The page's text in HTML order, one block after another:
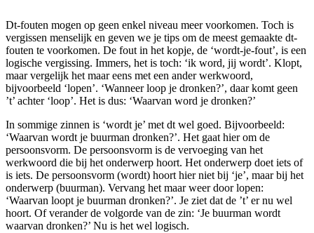
Dt-fouten mogen op geen enkel niveau meer voorkomen. Toch is
vergissen menselijk en geven we je tips om de meest gemaakte dt-
fouten te voorkomen. De fout in het kopje, de ‘wordt-je-fout’, is een
logische vergissing. Immers, het is toch: ‘ik word, jij wordt’. Klopt,
maar vergelijk het maar eens met een ander werkwoord,
bijvoorbeeld ‘lopen’. ‘Wanneer loop je dronken?’, daar komt geen
’t’ achter ‘loop’. Het is dus: ‘Waarvan word je dronken?’
In sommige zinnen is ‘wordt je’ met dt wel goed. Bijvoorbeeld:
‘Waarvan wordt je buurman dronken?’. Het gaat hier om de
persoonsvorm. De persoonsvorm is de vervoeging van het
werkwoord die bij het onderwerp hoort. Het onderwerp doet iets of
is iets. De persoonsvorm (wordt) hoort hier niet bij ‘je’, maar bij het
onderwerp (buurman). Vervang het maar weer door lopen:
‘Waarvan loopt je buurman dronken?’. Je ziet dat de ’t’ er nu wel
hoort. Of verander de volgorde van de zin: ‘Je buurman wordt
waarvan dronken?’ Nu is het wel logisch.